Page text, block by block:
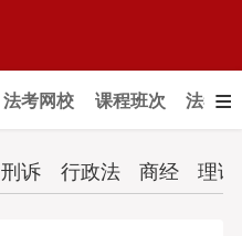
法考网校 课程班次 法考≡
刑诉 行政法 商经 理论